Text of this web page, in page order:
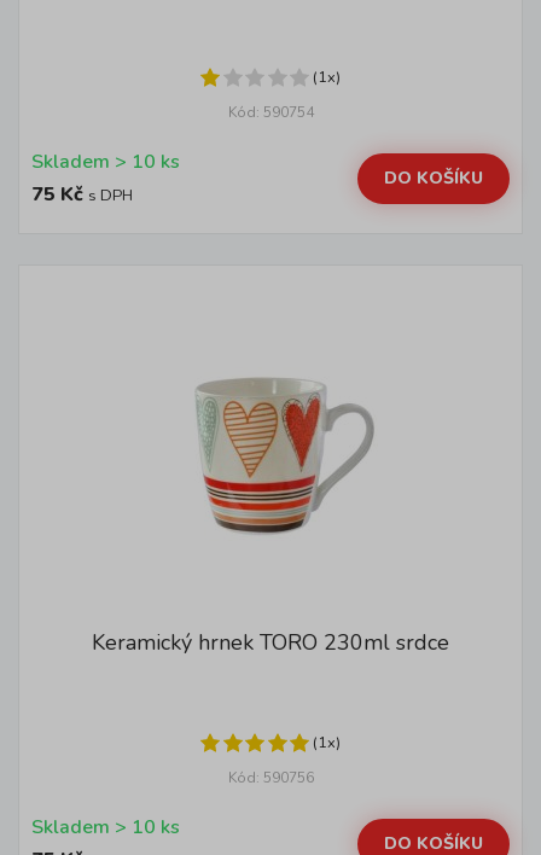
(1x)
Kód: 590754
Skladem > 10 ks
75 Kč s DPH
DO KOŠÍKU
Keramický hrnek TORO 230ml srdce
(1x)
Kód: 590756
Skladem > 10 ks
DO KOŠÍKU